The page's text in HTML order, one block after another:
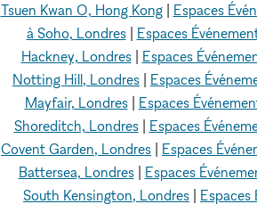
Tsuen Kwan O, Hong Kong| Espaces
à Soho, Londres| Espaces
Hackney, Londres| Espaces
Notting Hill, Londres
Espaces
Mayfair, Londres| Espaces
Shoreditch, Londres| Espaces
Covent Garden, Londres
Espaces
Battersea, Londres| Espaces
South Kensington, Londres
Espaces